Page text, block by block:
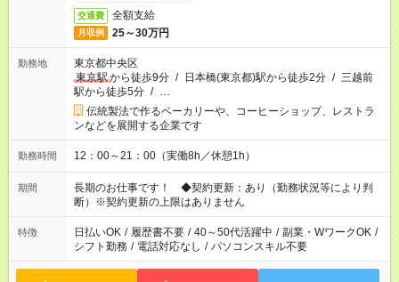
交通費 全額支給
月収例 25～30万円
勤務地
東京都中央区
東京駅から徒歩9分 / 日本橋(東京都)駅から徒歩2分 / 三越前
駅から徒歩5分 / …
伝統製法で作るベーカリーや、コーヒーショップ、レストラ
ンなどを展開する企業です
勤務時間 12：00～21：00（実働8h／休憩1h）
期間
長期のお仕事です！ ◆契約更新：あり（勤務状況等により判
断）※契約更新の上限はありません
特徴 日払いOK / 履歴書不要 / 40～50代活躍中 / 副業・WワークOK /
シフト勤務 / 電話対応なし / パソコンスキル不要